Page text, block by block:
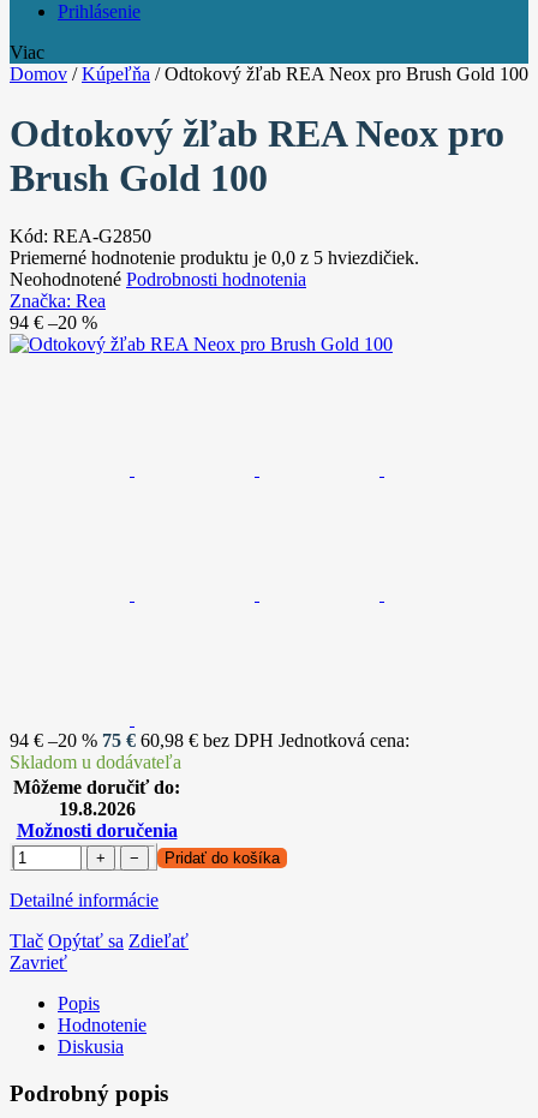
Prihlásenie
Viac
Domov / Kúpeľňa / Odtokový žľab REA Neox pro Brush Gold 100
Odtokový žľab REA Neox pro
Brush Gold 100
Kód: REA-G2850
Priemerné hodnotenie produktu je 0,0 z 5 hviezdičiek.
Neohodnotené Podrobnosti hodnotenia
Značka: Rea
94 € –20 %
94 € –20 % 75 € 60,98 € bez DPH Jednotková cena:
Skladom u dodávateľa
Môžeme doručiť do:
19.8.2026
Možnosti doručenia
+ − Pridať do košíka
Detailné informácie
Tlač Opýtať sa Zdieľať
Zavrieť
Popis
Hodnotenie
Diskusia
Podrobný popis